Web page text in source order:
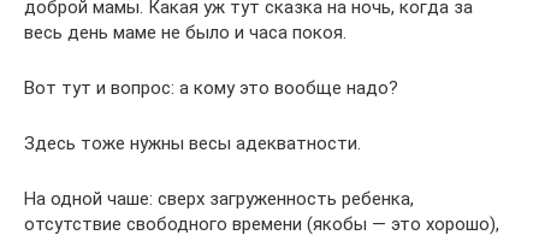
доброй мамы. Какая уж тут сказка на ночь, когда за
весь день маме не было и часа покоя.
Вот тут и вопрос: а кому это вообще надо?
Здесь тоже нужны весы адекватности.
На одной чаше: сверх загруженность ребенка,
отсутствие свободного времени (якобы — это хорошо),